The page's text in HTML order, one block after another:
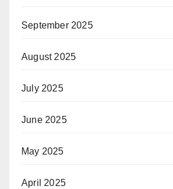
September 2025
August 2025
July 2025
June 2025
May 2025
April 2025